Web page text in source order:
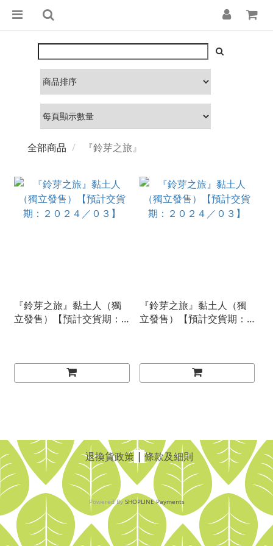
全部商品 『鈴芽之旅』
『鈴芽之旅』黏土人（獨
立發售）【預計交貨期：
『鈴芽之旅』黏土人（獨
立發售）【預計交貨期：
退換貨政策| 條款及細則
Powered BySHOPLINE Payments